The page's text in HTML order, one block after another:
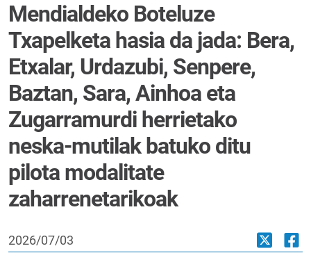
Mendialdeko Boteluze
Txapelketa hasia da jada: Bera,
Etxalar, Urdazubi, Senpere,
Baztan, Sara, Ainhoa eta
Zugarramurdi herrietako
neska-mutilak batuko ditu
pilota modalitate
zaharrenetarikoak
2026/07/03